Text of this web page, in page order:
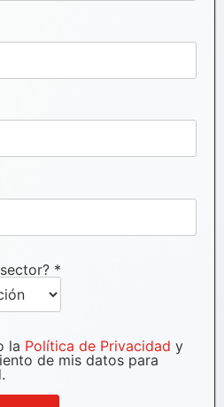
*
la Política de Privacidad y
de mis datos para